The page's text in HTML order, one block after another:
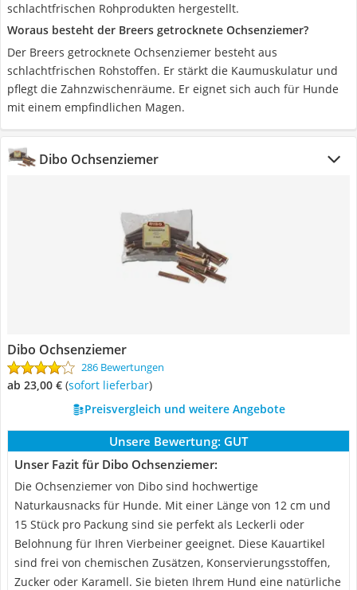
schlachtfrischen Rohprodukten hergestellt.
Woraus besteht der Breers getrocknete Ochsenziemer?
Der Breers getrocknete Ochsenziemer besteht aus
schlachtfrischen Rohstoffen. Er stärkt die Kaumuskulatur und
pflegt die Zahnzwischenräume. Er eignet sich auch für Hunde
mit einem empfindlichen Magen.
Dibo Ochsenziemer
Dibo Ochsenziemer
286 Bewertungen
ab 23,00 € ( Sofort lieferbar)
Preisvergleich und weitere Angebote
Unsere Bewertung: GUT
Unser Fazit für Dibo Ochsenziemer:
Die Ochsenziemer von Dibo sind hochwertige
Naturkausnacks für Hunde. Mit einer Länge von 12 cm und
15 Stück pro Packung sind sie perfekt als Leckerli oder
Belohnung für Ihren Vierbeiner geeignet. Diese Kauartikel
sind frei von chemischen Zusätzen, Konservierungsstoffen,
Zucker oder Karamell. Sie bieten Ihrem Hund eine natürliche